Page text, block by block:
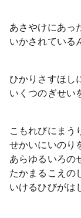
あさやけにあっ
いかされている
ひかりさすほし
いくつのぎせい
こもれびにまう
せかいにいのり
あらゆるいろの
たかまるこえの
いけるひびがは